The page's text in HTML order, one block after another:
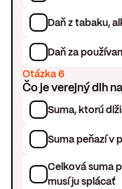
Daň z tabaku,
Daň za
Otázka 6
Čo je verejný dlh
Suma, ktorú
Suma peňazí v
Celková suma
musí ju splácať